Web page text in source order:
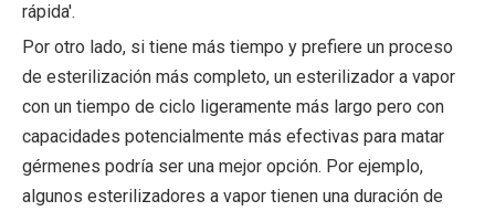
rápida'.
Por otro lado, si tiene más tiempo y prefiere un proceso
de esterilización más completo, un esterilizador a vapor
con un tiempo de ciclo ligeramente más largo pero con
capacidades potencialmente más efectivas para matar
gérmenes podría ser una mejor opción. Por ejemplo,
algunos esterilizadores a vapor tienen una duración de